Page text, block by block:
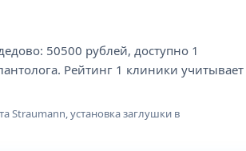
50500 рублей, доступно 1
Рейтинг 1 клиники учитывает
Straumann, установка заглушки в